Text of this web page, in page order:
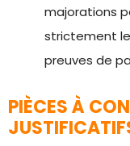
majorations
strictement
preuves de
PIÈCES À